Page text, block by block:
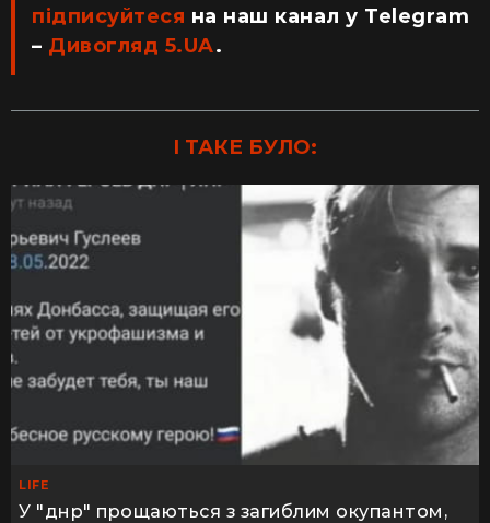
підписуйтеся на наш канал у Telegram
– Дивогляд 5.UA.
І ТАКЕ БУЛО:
LIFE
У "днр" прощаються з загиблим окупантом,